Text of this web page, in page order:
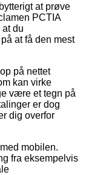
at prøve
PCTIA
du
at få den mest
på nettet
kan virke
være et tegn på
er dog
dig overfor
mobilen.
fra eksempelvis